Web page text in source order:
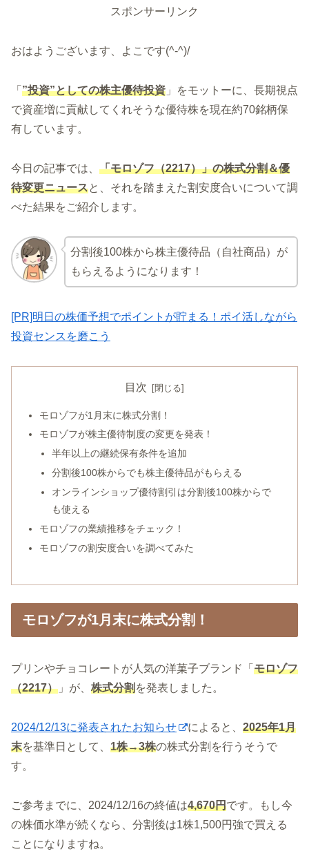
スポンサーリンク
おはようございます、よこです(^-^)/
「 ”投資”としての株主優待投資 」をモットーに、長期視点
で資産増に貢献してくれそうな優待株を現在約70銘柄保
有しています。
今日の記事では、 「モロゾフ（2217）」の株式分割＆優
待変更ニュースと、それを踏まえた割安度合いについて調
べた結果をご紹介します。
分割後100株から株主優待品（自社商品）が
もらえるようになります！
[PR]明日の株価予想でポイントが貯まる！ポイ活しながら
投資センスを磨こう
目次
モロゾフが1月末に株式分割！
モロゾフが株主優待制度の変更を発表！
半年以上の継続保有条件を追加
分割後100株からでも株主優待品がもらえる
オンラインショップ優待割引は分割後100株からで
も使える
モロゾフの業績推移をチェック！
モロゾフの割安度合いを調べてみた
モロゾフが1月末に株式分割！
プリンやチョコレートが人気の洋菓子ブランド「 モロゾフ
（2217） 」が、 株式分割を発表しました。
2024/12/13に発表されたお知らせ によると、 2025年1月
末を基準日として、 1株→3株の株式分割を行うそうで
す。
ご参考までに、2024/12/16の終値は4,670円です。もし今
の株価水準が続くなら、分割後は1株1,500円強で買える
ことになりますね。